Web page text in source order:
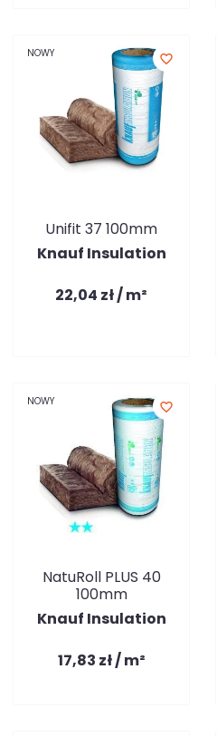
NOWY favorite_border
Unifit 37 100mm
Knauf Insulation
22,04 zł / m²
NOWY favorite_border
NatuRoll PLUS 40
100mm
Knauf Insulation
17,83 zł / m²